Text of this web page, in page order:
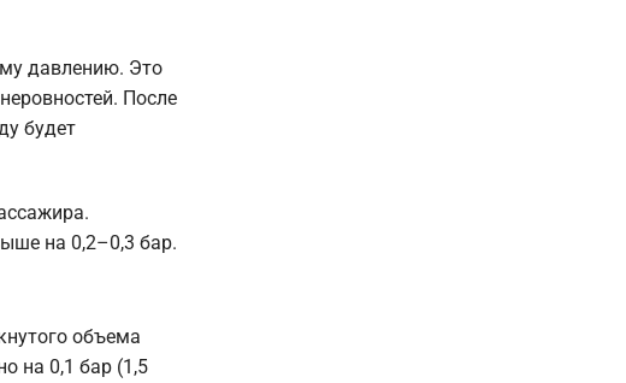
давлению. Это
После
будет
на 0,2–0,3 бар.
объема
на 0,1 бар (1,5